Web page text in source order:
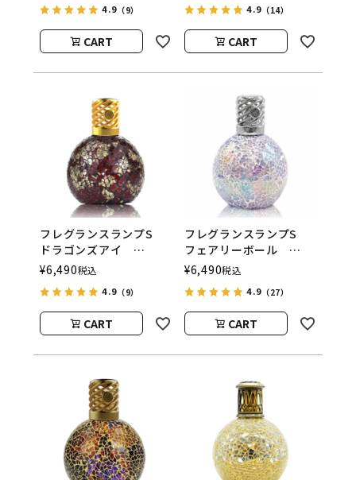
ウッド）
4.9 （9）
CART
ウッド）
4.9（14）
CART
フレグランスランプS
ドラゴンズアイ
ASHLEIGH&BURWOOD
（アシュレイアンドバー
ウッド）
¥6,490税込
4.9 （9）
CART
フレグランスランプS
フェアリーボール
ASHLEIGH&BURWOOD
（アシュレイアンドバー
ウッド）
¥6,490税込
4.9（27）
CART